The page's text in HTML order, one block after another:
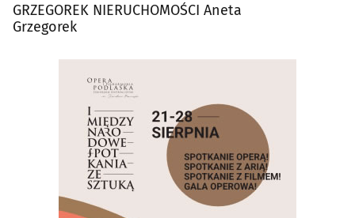
GRZEGOREK NIERUCHOMOŚCI Aneta
Grzegorek